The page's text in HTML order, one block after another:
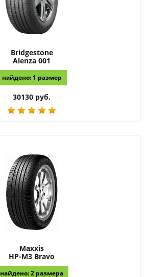
Bridgestone
Alenza 001
найдено: 1 размер
30130 руб.
Maxxis
HP-M3 Bravo
найдено: 2 размера